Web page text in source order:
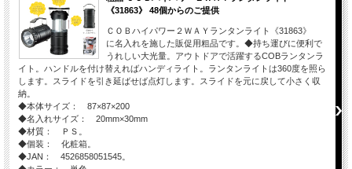
《31863》 48個からのご提供
ＣＯＢハイパワー２ＷＡＹランタンライト《31863》
に名入れを施した販促用粗品です。◆持ち運びに便利で
うれしい大光量。アウトドアで活躍するCOBランタンラ
イト。ハンドルを付け替えればハンディライト。ランタンライトは360度を照ら
します。スライドを引き延ばせば点灯します。スライドを元に戻して小さく収
納。
◆本体サイズ： 87×87×200
◆名入れサイズ： 20mm×30mm
◆材質： ＰＳ。
◆個装： 化粧箱。
◆JAN： 4526858051545。